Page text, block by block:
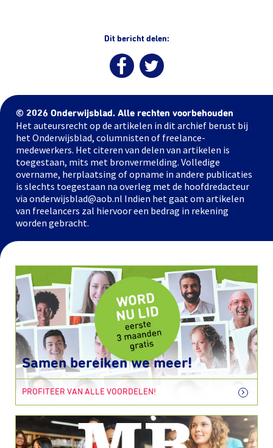
Dit bericht delen:
© 2026 Onderwijsblad. Alle rechten voorbehouden
Het auteursrecht op de artikelen in dit archief berust bij
het Onderwijsblad, columnisten of freelance-
medewerkers. Het citeren van delen van artikelen is
toegestaan, mits met bronvermelding. Volledige
overname, herplaatsing of opname in andere publicaties
is slechts toegestaan na overleg met de hoofdredacteur
via onderwijsblad@aob.nl Indien het gaat om artikelen
van freelancers zal hiervoor een bedrag in rekening
worden gebracht.
Samen bereiken we meer!
PROFITEER VAN ALLE VOORDELEN!